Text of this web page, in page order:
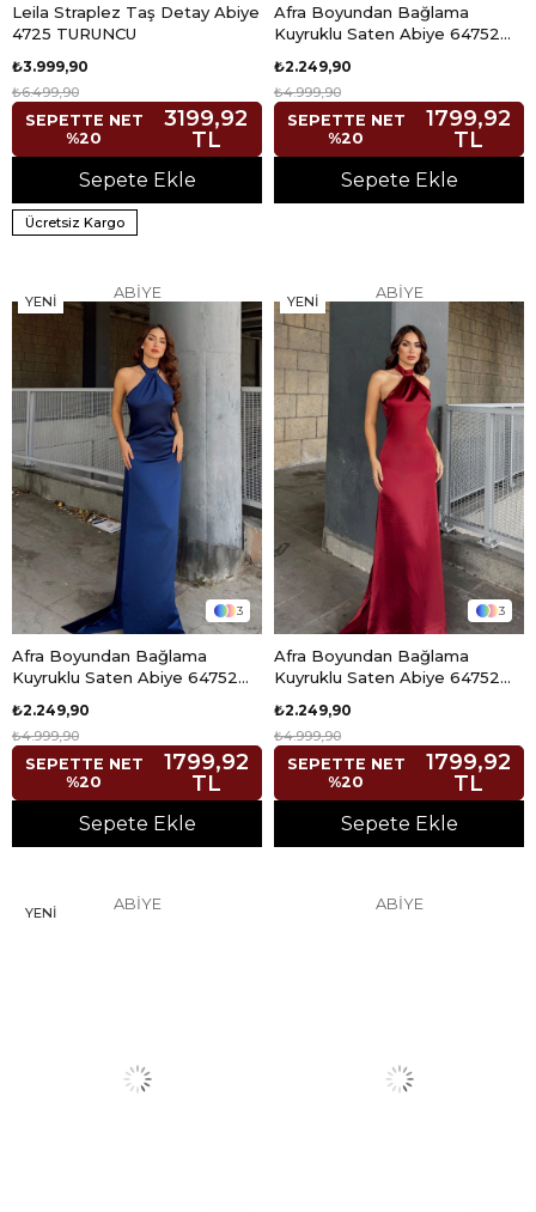
Leila Straplez Taş Detay Abiye
4725 TURUNCU
₺3.999,90
₺6.499,90
SEPETTE NET
%20
3199,92
TL
Sepete Ekle
Ücretsiz Kargo
Afra Boyundan Bağlama
Kuyruklu Saten Abiye 64752
₺2.249,90
₺4.999,90
SEPETTE NET
%20
1799,92
TL
Sepete Ekle
ABİYE
3
Afra Boyundan Bağlama
Kuyruklu Saten Abiye 64752
₺2.249,90
₺4.999,90
SEPETTE NET
%20
1799,92
TL
Sepete Ekle
YENI
ABİYE
3
Afra Boyundan Bağlama
Kuyruklu Saten Abiye 64752
₺2.249,90
₺4.999,90
SEPETTE NET
%20
1799,92
TL
Sepete Ekle
YENI
ÜRÜN
ABİYE
YENI
ABİYE